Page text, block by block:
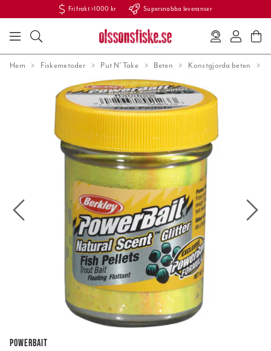
Fri frakt >1000 kr Supersnabba leveranser
Hem Fiskemetoder Put N' Take Beten Konstgjorda beten
Powerbait